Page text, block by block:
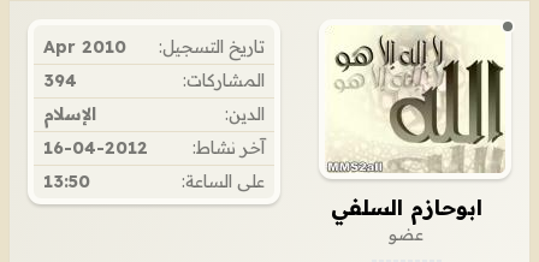
ابوحازم السلفي
عضو
تاريخ التسجيل:
Apr 2010
المشاركات:
394
الدين:
الإسلام
آخر نشاط:
16-04-2012
على الساعة:
13:50